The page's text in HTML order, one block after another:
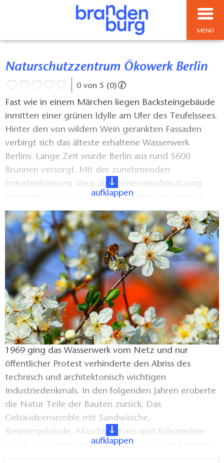
MENÜ
Naturschutzzentrum Ökowerk Berlin
0 von 5 (0)
Fast wie in einem Märchen liegen Backsteingebäude
inmitten einer grünen Idylle am Ufer des Teufelssees.
Hinter den von wildem Wein gerankten Fassaden
verbirgt sich das älteste erhaltene Wasserwerk
Berlins. Lange Zeit wurde Berlin aus rund 5600
Brunnen versorgt. Mit der zunehmenden
Industrialisierung stieg die Wasserverschmutzung
bedrohlich an. 1852 wurde daraufhin eine zentrale
Wasserversorgung in Berlin eingeführt. Das
Wasserwerk Grunewald ging 1872 in Betrieb und
versorgte zunächst die Villensiedlung im Westend
und später auch Haushalte in ganz Berlin.
aufklappen
Foto: Myléne / Pixabay
1969 ging das Wasserwerk vom Netz und nur
öffentlicher Protest verhinderte den Abriss des
technisch und architektonisch wichtigen
Industriedenkmals. In den folgenden Jahren eroberte
die Natur Teile der Bauten zurück. Das
Gebäudeensemble mit Sandwäsche,
Rieselergebäude, Maschinenhaus und Schornstein
wurde restauriert und kann heute, auch im Rahmen
aufklappen